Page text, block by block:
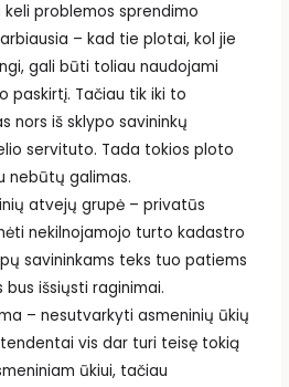
problemos sprendimo
– kad tie plotai, kol jie
gali būti toliau naudojami
paskirtį. Tačiau tik iki to
nors iš sklypo savininkų
servituto. Tada tokios ploto
nebūtų galimas.
atvejų grupė – privatūs
nekilnojamojo turto kadastro
savininkams teks tuo patiems
išsiųsti raginimai.
– nesutvarkyti asmeninių ūkių
vis dar turi teisę tokią
ūkiui, tačiau